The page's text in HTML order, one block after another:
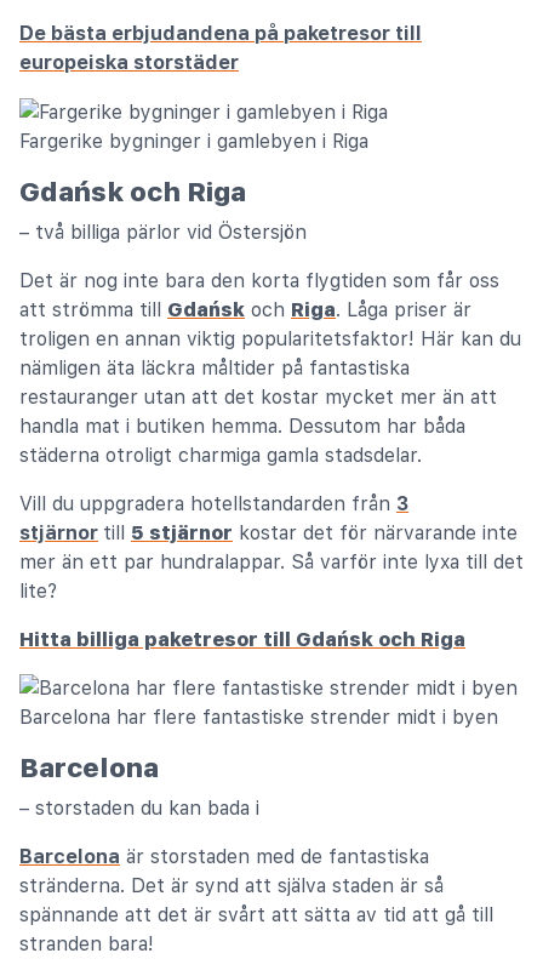
De bästa erbjudandena på paketresor till
europeiska storstäder
Fargerike bygninger i gamlebyen i Riga
Gdańsk och Riga
– två billiga pärlor vid Östersjön
Det är nog inte bara den korta flygtiden som får oss
att strömma till Gdańsk och Riga. Låga priser är
troligen en annan viktig popularitetsfaktor! Här kan du
nämligen äta läckra måltider på fantastiska
restauranger utan att det kostar mycket mer än att
handla mat i butiken hemma. Dessutom har båda
städerna otroligt charmiga gamla stadsdelar.
Vill du uppgradera hotellstandarden från 3
stjärnor till 5 stjärnor kostar det för närvarande inte
mer än ett par hundralappar. Så varför inte lyxa till det
lite?
Hitta billiga paketresor till Gdańsk och Riga
Barcelona har flere fantastiske strender midt i byen
Barcelona
– storstaden du kan bada i
Barcelona är storstaden med de fantastiska
stränderna. Det är synd att själva staden är så
spännande att det är svårt att sätta av tid att gå till
stranden bara!